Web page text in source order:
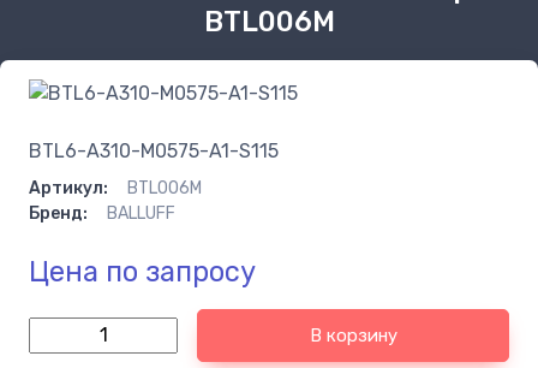
BTL006M
BTL6-A310-M0575-A1-S115
Артикул:
BTL006M
Бренд:
BALLUFF
Цена по запросу
В корзину